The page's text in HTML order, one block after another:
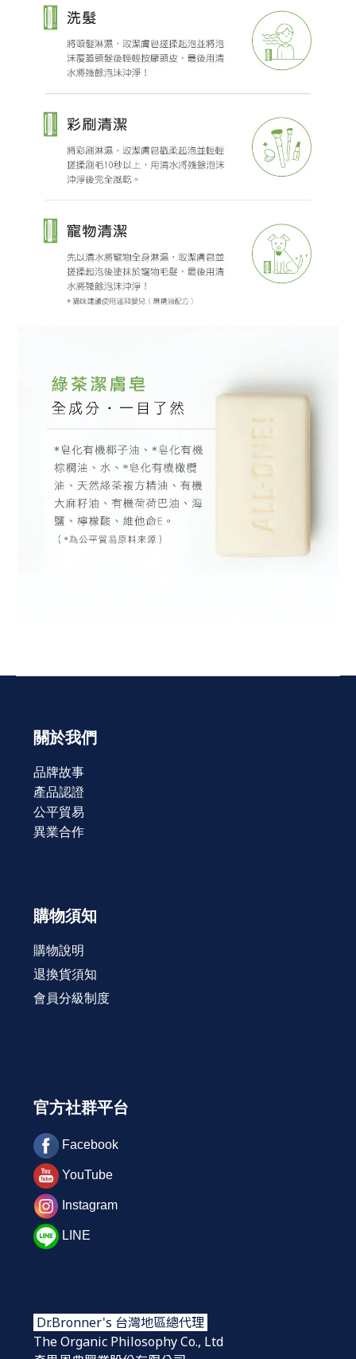
關於我們
品牌故事
產品認證
公平貿易
異業合作
購物須知
購物說明
退換貨須知
會員分級制度
官方社群平台
Facebook
YouTube
Instagram
LINE
Dr.Bronner's 台灣地區總代理
The Organic Philosophy Co., Ltd